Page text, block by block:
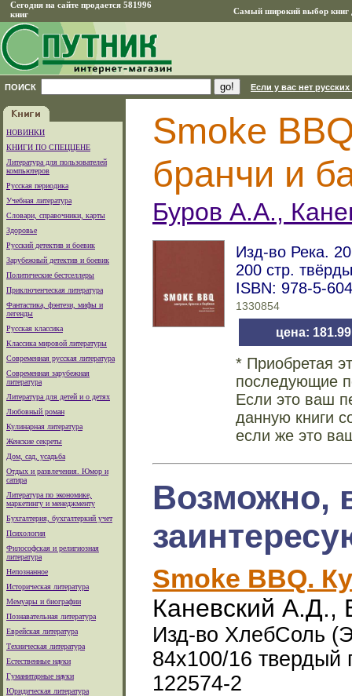
Сегодня на сайте продается 581996
книг
Самый широкий выбор книг
ПОИСК Если у вас нет
НОВИНКИ
КНИГИ ПО СПЕЦЦЕНЕ
Литература для пользователей
компьютеров
Русская периодика
Учебная литература
Словари, справочники, карты
Здоровье
Русский детектив и боевик
Зарубежный детектив и боевик
Политические бестселлеры
Приключенческая литература
Фантастика, фэнтези, мифы и
легенды
Русская классика
Классика мировой литературы
Современная русская литература
Современная зарубежная
литература
Литература для детей и о детях
Любовный роман
Кулинарная литература
Женские секреты
Дом, сад, усадьба
Отдых и развлечения. Юмор и
сатира
Литература по экономике,
маркетингу и менеджменту
Бухгалтерия, бухгалтеркий учет
Психология
Философская и религиозная
литература
Непознанное
Историческая литература
Мемуары и биографии
Познавательная литература
Еврейская литература
Техническая литература
Естественные науки
Гуманитарные науки
Юридическая литература
Smoke
бранчи и
Буров А.А.,
Изд-во Река.
200 стр.
ISBN: 978-5-
1330854
цена:
* Приобретая
последующие
Если это ваш
данную книги
если же это
Возможно,
Smoke BBQ.
Каневский А.Д.,
Изд-во ХлебСоль
84x100/16 твердый
122574-2